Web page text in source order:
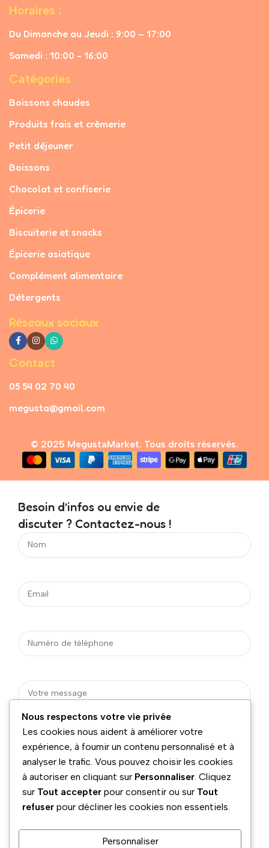
Horaires :
Du Dimanche au Jeudi : 9:00 – 17:00
Samedi : 10:00 - 16:00
Catégories
Boissons chaudes
Produits frais et crèmerie
Petit déjeuner
Boissons
Chocolat et confiserie
Épicerie
Biscuiterie et snacks
Épicerie asiatique
Complément alimentaire
Détergents
Réseaux sociaux
Contact
05 54 02 70 40
megusta@gmail.com
© 2025 MegustaMarket. Tous droits réservés.
Besoin d’infos ou envie de
discuter ? Contactez-nous !
Nous respectons votre vie privée
Les cookies nous aident à améliorer votre
expérience, à fournir un contenu personnalisé et à
analyser le trafic. Vous pouvez choisir les cookies
à autoriser en cliquant sur Personnaliser . Cliquez
sur Tout accepter pour consentir ou sur Tout
refuser pour décliner les cookies non essentiels.
Personnaliser